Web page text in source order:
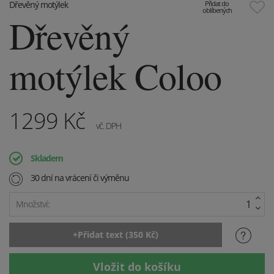
Přidat do
oblíbených
Dřevěný motýlek
Dřevěný
motýlek Coloo
1299 Kč vč. DPH
Skladem
30 dní na vrácení či výměnu
Množství: